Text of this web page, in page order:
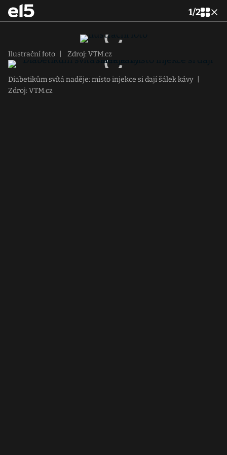
1/2
Ilustrační foto Zdroj: VTM.cz
Diabetikům svítá naděje: místo injekce si dají šálek kávy
Zdroj: VTM.cz